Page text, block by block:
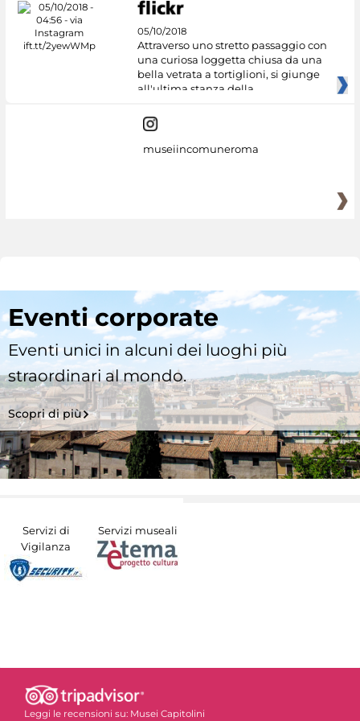
05/10/2018
Attraverso uno stretto passaggio con
una curiosa loggetta chiusa da una
bella vetrata a tortiglioni, si giunge
all'ultima stanza della
museiincomuneroma
Eventi corporate
Eventi unici in alcuni dei luoghi più
straordinari al mondo.
Scopri di più
Servizi di
Vigilanza
Servizi museali
Leggi le recensioni su: Musei Capitolini